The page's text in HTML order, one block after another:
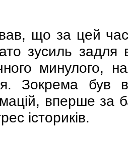
що за цей
зусиль задля
минулого,
Зокрема був
вперше за
істориків.